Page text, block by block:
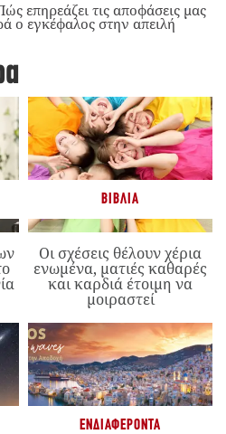
επηρεάζει τις αποφάσεις μας
ο εγκέφαλος στην απειλή
ΒΙΒΛΊΑ
Οι σχέσεις θέλουν χέρια
ενωμένα, ματιές καθαρές
και καρδιά έτοιμη να
μοιραστεί
ΕΝΔΙΑΦΈΡΟΝΤΑ